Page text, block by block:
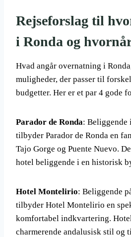
Rejseforslag til
i Ronda og
Hvad angår overnatning i
muligheder, der passer til
budgetter. Her er et par 4 gode
Parador de Ronda: Beliggende
tilbyder Parador de Ronda en
Tajo Gorge og Puente Nuevo.
hotel beliggende i en historisk
Hotel Montelirio: Beliggende
tilbyder Hotel Montelirio en
komfortabel indkvartering.
charmerende andalusisk stil og